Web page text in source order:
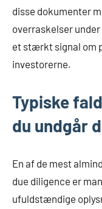
disse dokumenter
overraskelser
et stærkt signal om
investorerne.
Typiske
du undgår
En af de mest
due diligence er
ufuldstændige